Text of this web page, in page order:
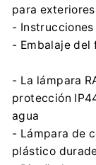
para
- Instrucciones
- Embalaje del
- La lámpara
protección
agua
- Lámpara de
plástico